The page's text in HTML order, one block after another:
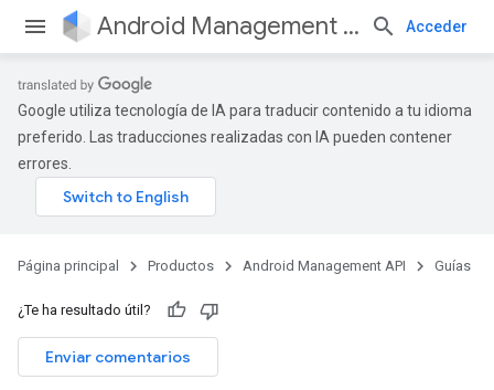
Android Management API Acceder
Google utiliza tecnología de IA para traducir contenido a tu idioma
preferido. Las traducciones realizadas con IA pueden contener
errores.
Página principal Productos Android Management API Guías
¿Te ha resultado útil?
Enviar comentarios